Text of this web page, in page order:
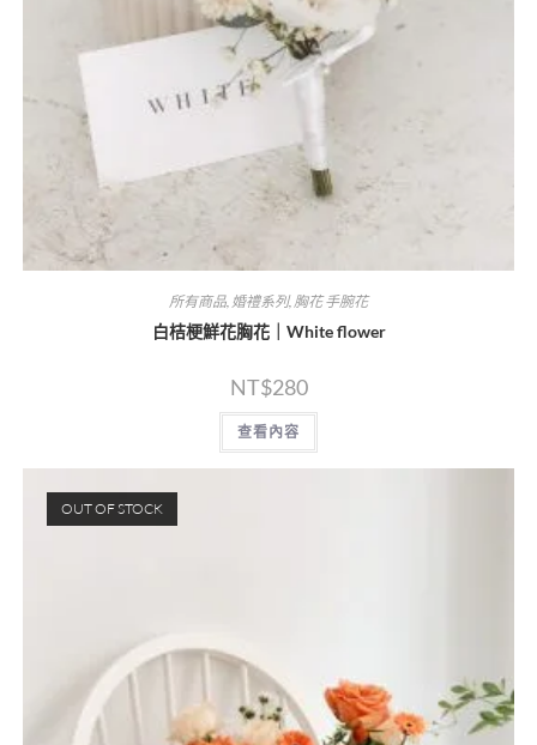
所有商品, 婚禮系列,胸花 手腕花
白桔梗鮮花胸花｜White flower
NT$280
查看內容
OUT OF STOCK